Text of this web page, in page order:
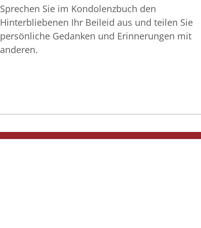
Sprechen Sie im Kondolenzbuch den
Hinterbliebenen Ihr Beileid aus und teilen Sie
persönliche Gedanken und Erinnerungen mit
anderen.